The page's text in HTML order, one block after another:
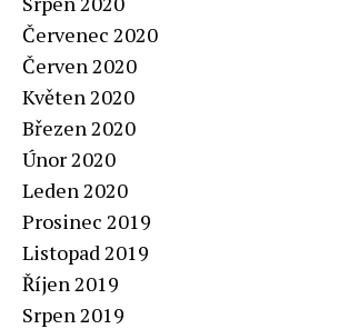
Červenec 2020
Červen 2020
Květen 2020
Březen 2020
Únor 2020
Leden 2020
Prosinec 2019
Listopad 2019
Říjen 2019
Srpen 2019